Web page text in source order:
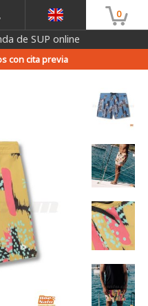
0
de SUP online
con cita previa